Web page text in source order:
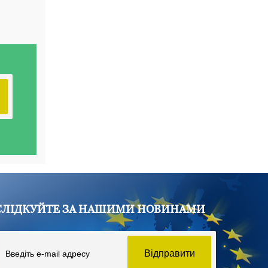
ЗА НАШИМИ НОВИНАМИ